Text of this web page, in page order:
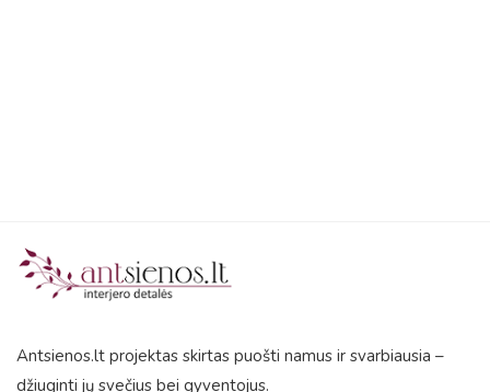
Antsienos.lt projektas skirtas puošti namus ir svarbiausia –
džiuginti jų svečius bei gyventojus.